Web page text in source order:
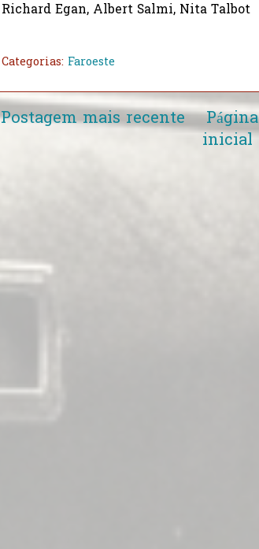
Richard Egan, Albert Salmi, Nita Talbot
Categorias: Faroeste
Postagem mais recente
Página
inicial